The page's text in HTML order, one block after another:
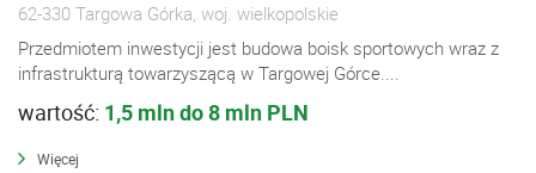
62-330 Targowa Górka, woj. wielkopolskie
Przedmiotem inwestycji jest budowa boisk sportowych wraz z
infrastrukturą towarzyszącą w Targowej Górce....
wartość: 1,5 mln do 8 mln PLN
Więcej